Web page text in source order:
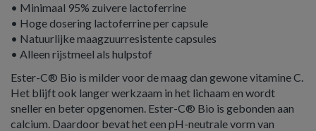
• Minimaal 95% zuivere lactoferrine
• Hoge dosering lactoferrine per capsule
• Natuurlijke maagzuurresistente capsules
• Alleen rijstmeel als hulpstof
Ester-C® Bio is milder voor de maag dan gewone vitamine C.
Het blijft ook langer werkzaam in het lichaam en wordt
sneller en beter opgenomen. Ester-C® Bio is gebonden aan
calcium. Daardoor bevat het een pH-neutrale vorm van